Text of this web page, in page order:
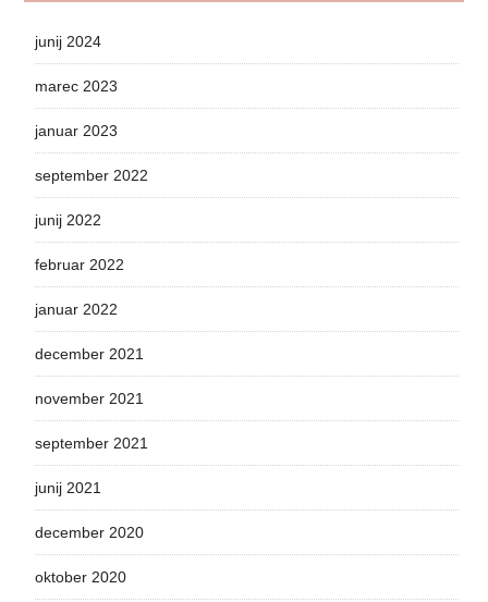
junij 2024
marec 2023
januar 2023
september 2022
junij 2022
februar 2022
januar 2022
december 2021
november 2021
september 2021
junij 2021
december 2020
oktober 2020